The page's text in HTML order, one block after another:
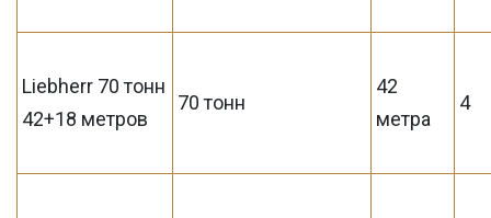
Liebherr 70 тонн
42+18 метров
70 тонн
42
метра
4